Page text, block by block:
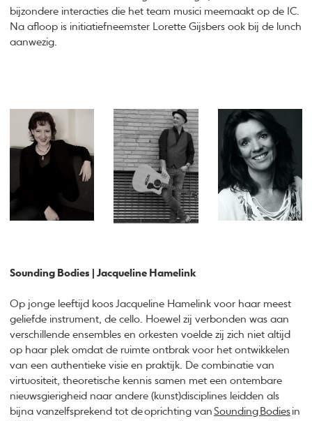
bijzondere interacties die het team musici meemaakt op de IC.
Na afloop is initiatiefneemster Lorette Gijsbers ook bij de lunch
aanwezig.
Sounding Bodies | Jacqueline Hamelink
Op jonge leeftijd koos Jacqueline Hamelink voor haar meest
geliefde instrument, de cello. Hoewel zij verbonden was aan
verschillende ensembles en orkesten voelde zij zich niet altijd
op haar plek omdat de ruimte ontbrak voor het ontwikkelen
van een authentieke visie en praktijk. De combinatie van
virtuositeit, theoretische kennis samen met een ontembare
nieuwsgierigheid naar andere (kunst)disciplines leidden als
bijna vanzelfsprekend tot de oprichting vanSounding Bodies in